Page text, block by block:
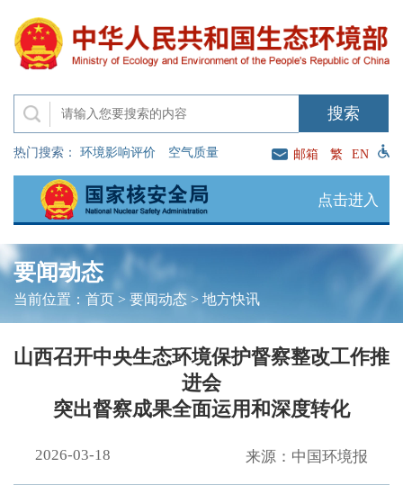
热门搜索： 环境影响评价 空气质量 邮箱 繁 EN
点击进入
要闻动态
当前位置： 首页> 要闻动态 > 地方快讯
山西召开中央生态环境保护督察整改工作推
进会
突出督察成果全面运用和深度转化
2026-03-18 来源：中国环境报